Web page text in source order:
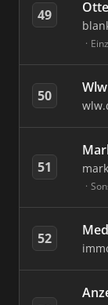
49
50 Wlw
51
52